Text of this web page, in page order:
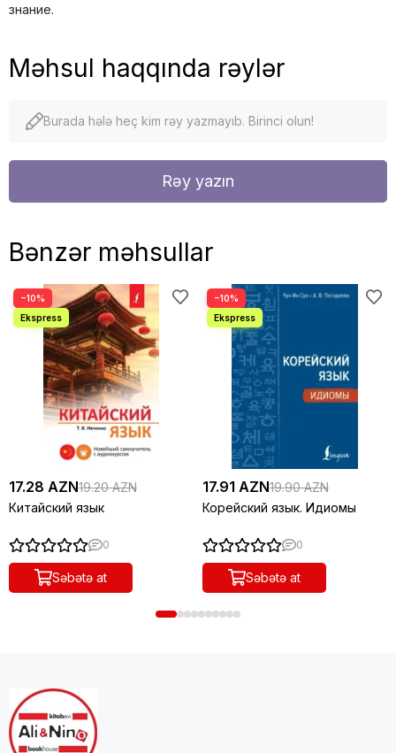
знание.
Məhsul haqqında rəylər
Burada hələ heç kim rəy yazmayıb. Birinci olun!
Rəy yazın
Bənzər məhsullar
−10%
17.28 AZN19.20 AZN
Китайский язык
0
Səbətə at
−10%
17.91 AZN19.90 AZN
Корейский язык. Идиомы
0
Səbətə at